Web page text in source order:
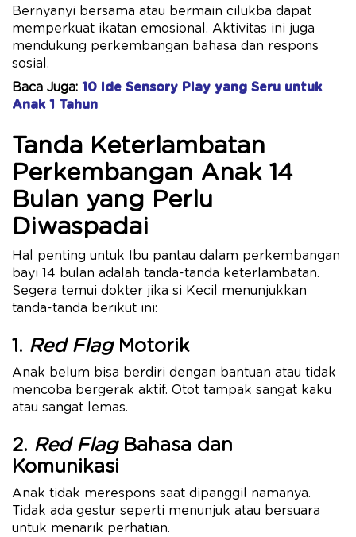
Bernyanyi bersama atau bermain cilukba dapat
memperkuat ikatan emosional. Aktivitas ini juga
mendukung perkembangan bahasa dan respons
sosial.
Baca Juga: 10 Ide Sensory Play yang Seru untuk
Anak 1 Tahun
Tanda Keterlambatan
Perkembangan Anak 14
Bulan yang Perlu
Diwaspadai
Hal penting untuk Ibu pantau dalam perkembangan
bayi 14 bulan adalah tanda-tanda keterlambatan.
Segera temui dokter jika si Kecil menunjukkan
tanda-tanda berikut ini:
1. Red FlagMotorik
Anak belum bisa berdiri dengan bantuan atau tidak
mencoba bergerak aktif. Otot tampak sangat kaku
atau sangat lemas.
2. Red FlagBahasa dan
Komunikasi
Anak tidak merespons saat dipanggil namanya.
Tidak ada gestur seperti menunjuk atau bersuara
untuk menarik perhatian.